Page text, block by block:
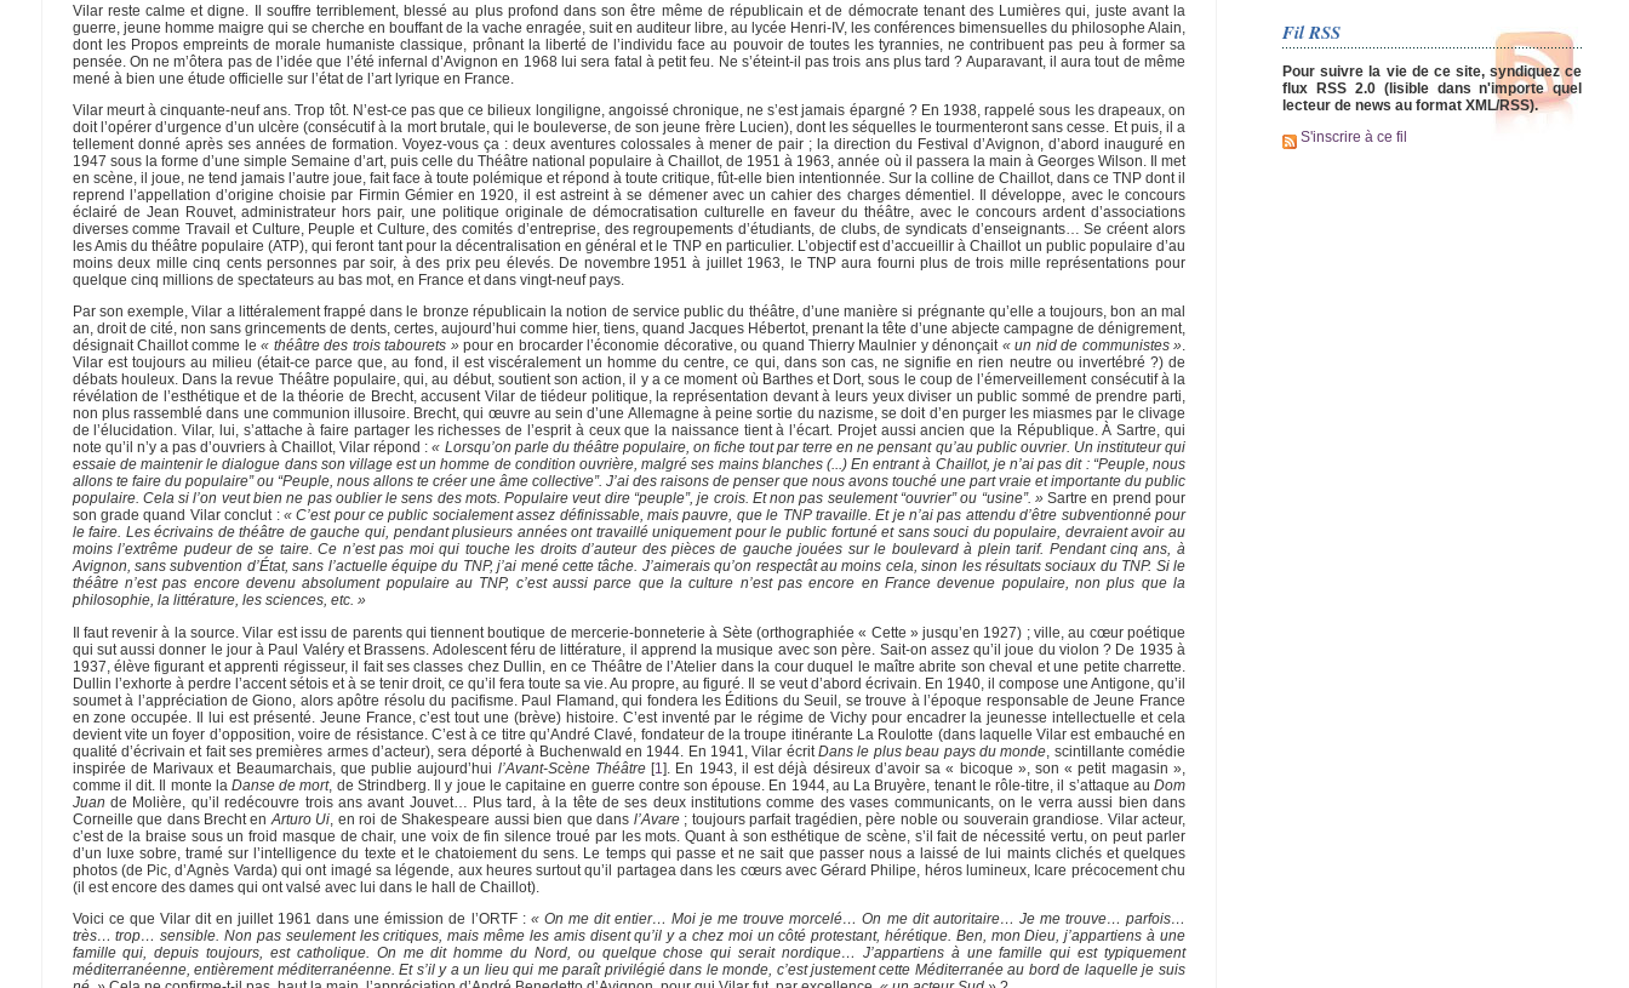
Vilar reste calme et digne. Il souffre terriblement, blessé au plus profond dans son être même de républicain et de démocrate tenant des Lumières qui, juste avant la
guerre, jeune homme maigre qui se cherche en bouffant de la vache enragée, suit en auditeur libre, au lycée Henri-IV, les conférences bimensuelles du philosophe Alain,
dont les Propos empreints de morale humaniste classique, prônant la liberté de l’individu face au pouvoir de toutes les tyrannies, ne contribuent pas peu à former sa
pensée. On ne m’ôtera pas de l’idée que l’été infernal d’Avignon en 1968 lui sera fatal à petit feu. Ne s’éteint-il pas trois ans plus tard ? Auparavant, il aura tout de même
mené à bien une étude officielle sur l’état de l’art lyrique en France.
Vilar meurt à cinquante-neuf ans. Trop tôt. N’est-ce pas que ce bilieux longiligne, angoissé chronique, ne s’est jamais épargné ? En 1938, rappelé sous les drapeaux, on
doit l’opérer d’urgence d’un ulcère (consécutif à la mort brutale, qui le bouleverse, de son jeune frère Lucien), dont les séquelles le tourmenteront sans cesse. Et puis, il a
tellement donné après ses années de formation. Voyez-vous ça : deux aventures colossales à mener de pair ; la direction du Festival d’Avignon, d’abord inauguré en
1947 sous la forme d’une simple Semaine d’art, puis celle du Théâtre national populaire à Chaillot, de 1951 à 1963, année où il passera la main à Georges Wilson. Il met
en scène, il joue, ne tend jamais l’autre joue, fait face à toute polémique et répond à toute critique, fût-elle bien intentionnée. Sur la colline de Chaillot, dans ce TNP dont il
reprend l’appellation d’origine choisie par Firmin Gémier en 1920, il est astreint à se démener avec un cahier des charges démentiel. Il développe, avec le concours
éclairé de Jean Rouvet, administrateur hors pair, une politique originale de démocratisation culturelle en faveur du théâtre, avec le concours ardent d’associations
diverses comme Travail et Culture, Peuple et Culture, des comités d’entreprise, des regroupements d’étudiants, de clubs, de syndicats d’enseignants… Se créent alors
les Amis du théâtre populaire (ATP), qui feront tant pour la décentralisation en général et le TNP en particulier. L’objectif est d’accueillir à Chaillot un public populaire d’au
moins deux mille cinq cents personnes par soir, à des prix peu élevés. De novembre 1951 à juillet 1963, le TNP aura fourni plus de trois mille représentations pour
quelque cinq millions de spectateurs au bas mot, en France et dans vingt-neuf pays.
Par son exemple, Vilar a littéralement frappé dans le bronze républicain la notion de service public du théâtre, d’une manière si prégnante qu’elle a toujours, bon an mal
an, droit de cité, non sans grincements de dents, certes, aujourd’hui comme hier, tiens, quand Jacques Hébertot, prenant la tête d’une abjecte campagne de dénigrement,
désignait Chaillot comme le« théâtre des trois tabourets »pour en brocarder l’économie décorative, ou quand Thierry Maulnier y dénonçait « un nid de communistes ».
Vilar est toujours au milieu (était-ce parce que, au fond, il est viscéralement un homme du centre, ce qui, dans son cas, ne signifie en rien neutre ou invertébré ?) de
débats houleux. Dans la revue Théâtre populaire, qui, au début, soutient son action, il y a ce moment où Barthes et Dort, sous le coup de l’émerveillement consécutif à la
révélation de l’esthétique et de la théorie de Brecht, accusent Vilar de tiédeur politique, la représentation devant à leurs yeux diviser un public sommé de prendre parti,
non plus rassemblé dans une communion illusoire. Brecht, qui œuvre au sein d’une Allemagne à peine sortie du nazisme, se doit d’en purger les miasmes par le clivage
de l’élucidation. Vilar, lui, s’attache à faire partager les richesses de l’esprit à ceux que la naissance tient à l’écart. Projet aussi ancien que la République. À Sartre, qui
note qu’il n’y a pas d’ouvriers à Chaillot, Vilar répond :« Lorsqu’on parle du théâtre populaire, on fiche tout par terre en ne pensant qu’au public ouvrier. Un instituteur qui
essaie de maintenir le dialogue dans son village est un homme de condition ouvrière, malgré ses mains blanches (...) En entrant à Chaillot, je n’ai pas dit : “Peuple, nous
allons te faire du populaire” ou “Peuple, nous allons te créer une âme collective”. J’ai des raisons de penser que nous avons touché une part vraie et importante du public
populaire. Cela si l’on veut bien ne pas oublier le sens des mots. Populaire veut dire “peuple”, je crois. Et non pas seulement “ouvrier” ou “usine”. »Sartre en prend pour
son grade quand Vilar conclut : « C’est pour ce public socialement assez définissable, mais pauvre, que le TNP travaille. Et je n’ai pas attendu d’être subventionné pour
le faire. Les écrivains de théâtre de gauche qui, pendant plusieurs années ont travaillé uniquement pour le public fortuné et sans souci du populaire, devraient avoir au
moins l’extrême pudeur de se taire. Ce n’est pas moi qui touche les droits d’auteur des pièces de gauche jouées sur le boulevard à plein tarif. Pendant cinq ans, à
Avignon, sans subvention d’État, sans l’actuelle équipe du TNP, j’ai mené cette tâche. J’aimerais qu’on respectât au moins cela, sinon les résultats sociaux du TNP. Si le
théâtre n’est pas encore devenu absolument populaire au TNP, c’est aussi parce que la culture n’est pas encore en France devenue populaire, non plus que la
philosophie, la littérature, les sciences, etc. »
Il faut revenir à la source. Vilar est issu de parents qui tiennent boutique de mercerie-bonneterie à Sète (orthographiée « Cette » jusqu’en 1927) ; ville, au cœur poétique
qui sut aussi donner le jour à Paul Valéry et Brassens. Adolescent féru de littérature, il apprend la musique avec son père. Sait-on assez qu’il joue du violon ? De 1935 à
1937, élève figurant et apprenti régisseur, il fait ses classes chez Dullin, en ce Théâtre de l’Atelier dans la cour duquel le maître abrite son cheval et une petite charrette.
Dullin l’exhorte à perdre l’accent sétois et à se tenir droit, ce qu’il fera toute sa vie. Au propre, au figuré. Il se veut d’abord écrivain. En 1940, il compose une Antigone, qu’il
soumet à l’appréciation de Giono, alors apôtre résolu du pacifisme. Paul Flamand, qui fondera les Éditions du Seuil, se trouve à l’époque responsable de Jeune France
en zone occupée. Il lui est présenté. Jeune France, c’est tout une (brève) histoire. C’est inventé par le régime de Vichy pour encadrer la jeunesse intellectuelle et cela
devient vite un foyer d’opposition, voire de résistance. C’est à ce titre qu’André Clavé, fondateur de la troupe itinérante La Roulotte (dans laquelle Vilar est embauché en
qualité d’écrivain et fait ses premières armes d’acteur), sera déporté à Buchenwald en 1944. En 1941, Vilar écritDans le plus beau pays du monde , scintillante comédie
inspirée de Marivaux et Beaumarchais, que publie aujourd’hui l’Avant-Scène Théâtre[1] . En 1943, il est déjà désireux d’avoir sa « bicoque », son « petit magasin »,
comme il dit. Il monte la Danse de mort, de Strindberg. Il y joue le capitaine en guerre contre son épouse. En 1944, au La Bruyère, tenant le rôle-titre, il s’attaque au Dom
Juan de Molière, qu’il redécouvre trois ans avant Jouvet… Plus tard, à la tête de ses deux institutions comme des vases communicants, on le verra aussi bien dans
Corneille que dans Brecht en Arturo Ui , en roi de Shakespeare aussi bien que dans l’Avare; toujours parfait tragédien, père noble ou souverain grandiose. Vilar acteur,
c’est de la braise sous un froid masque de chair, une voix de fin silence troué par les mots. Quant à son esthétique de scène, s’il fait de nécessité vertu, on peut parler
d’un luxe sobre, tramé sur l’intelligence du texte et le chatoiement du sens. Le temps qui passe et ne sait que passer nous a laissé de lui maints clichés et quelques
photos (de Pic, d’Agnès Varda) qui ont imagé sa légende, aux heures surtout qu’il partagea dans les cœurs avec Gérard Philipe, héros lumineux, Icare précocement chu
(il est encore des dames qui ont valsé avec lui dans le hall de Chaillot).
Voici ce que Vilar dit en juillet 1961 dans une émission de l’ORTF : « On me dit entier… Moi je me trouve morcelé… On me dit autoritaire… Je me trouve… parfois…
très… trop… sensible. Non pas seulement les critiques, mais même les amis disent qu’il y a chez moi un côté protestant, hérétique. Ben, mon Dieu, j’appartiens à une
famille qui, depuis toujours, est catholique. On me dit homme du Nord, ou quelque chose qui serait nordique… J’appartiens à une famille qui est typiquement
méditerranéenne, entièrement méditerranéenne. Et s’il y a un lieu qui me paraît privilégié dans le monde, c’est justement cette Méditerranée au bord de laquelle je suis
Fil RSS
Pour suivre la vie de ce site, syndiquez ce
flux RSS 2.0 (lisible dans n'importe quel
lecteur de news au format XML/RSS).
S'inscrire à ce fil